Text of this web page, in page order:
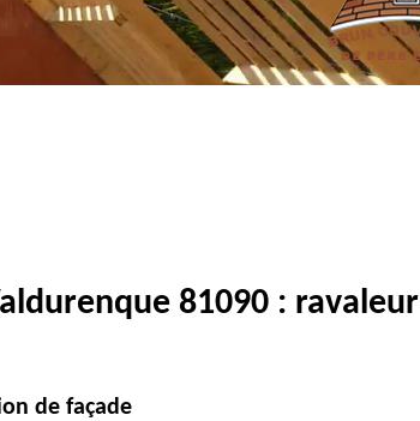
81090 : ravaleur
de façade